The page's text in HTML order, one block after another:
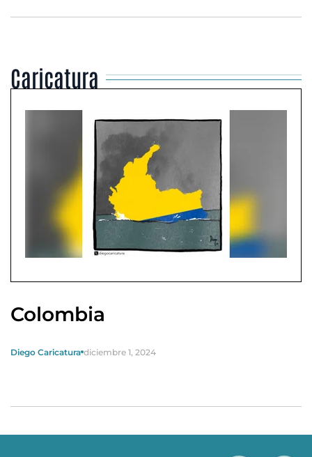
Caricatura
Colombia
Diego Caricatura diciembre 1, 2024